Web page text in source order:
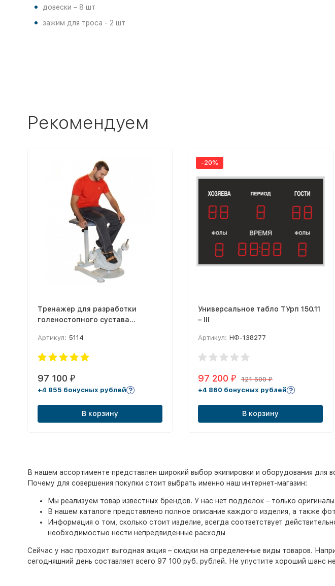
довески – 8 шт
зажим для троса - 2 шт
Рекомендуем
Тренажер для разработки
голеностопного сустава
Артикул: 5114
97 100 ₽
+4 855 бонусных рублей
В корзину
-20%
Универсальное табло ТУрп 150.11
– III
Артикул: НФ-138277
97 200₽ 121 500₽
+4 860 бонусных рублей
В корзину
В нашем ассортименте представлен широкий выбор экипировки и оборудования для
Почему для совершения покупки стоит выбрать именно наш интернет-магазин:
Мы реализуем товар известных брендов. У нас нет подделок – только
В нашем каталоге представлено полное описание каждого изделия, а также
Информация о том, сколько стоит изделие, всегда соответствует
необходимостью нести непредвиденные расходы
Сейчас у нас проходит выгодная акция – скидки на определенные виды товаров.
сегодняшний день составляет всего 97 100 руб. рублей. Не упустите хороший шанс